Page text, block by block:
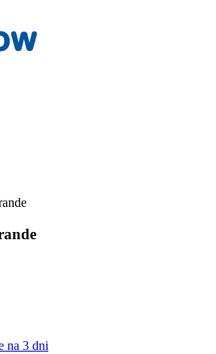
na 3 dni